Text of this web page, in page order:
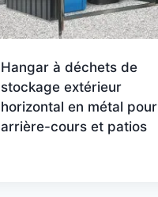
Hangar à déchets de
stockage extérieur
horizontal en métal pour
arrière-cours et patios